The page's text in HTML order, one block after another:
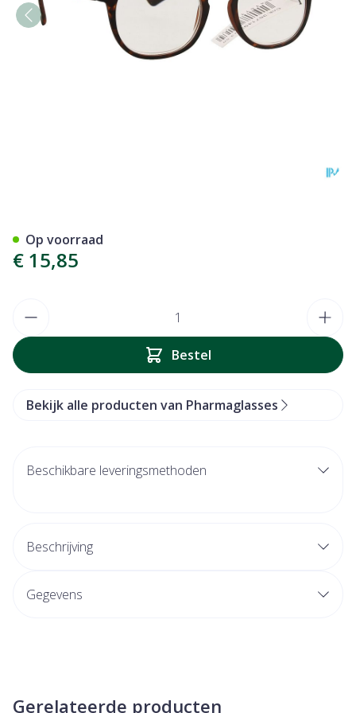
€ 15,85
Bestel
Op voorraad
Bekijk alle producten van Pharmaglasses
Beschikbare leveringsmethoden
Beschrijving
Gegevens
Gerelateerde producten